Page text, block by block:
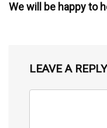
We will be happy to
LEAVE A REPLY